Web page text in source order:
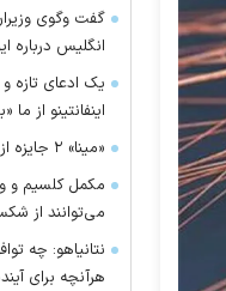
گفت وگوی
انگلیس درباره
یک ادعای تازه
اینفانتینو از
«مینا» ۲ جایزه از راه ابریشم گرفت
می‌توانند از
نتانیاهو: چه
هرآنچه برای